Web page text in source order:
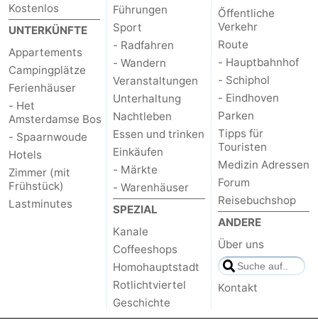
Kostenlos
UNTERKÜNFTE
Appartements
Campingplätze
Ferienhäuser
- Het
Amsterdamse Bos
- Spaarnwoude
Hotels
Zimmer (mit
Frühstück)
Lastminutes
Führungen
Sport
- Radfahren
- Wandern
Veranstaltungen
Unterhaltung
Nachtleben
Essen und trinken
Einkäufen
- Märkte
- Warenhäuser
SPEZIAL
Kanale
Coffeeshops
Homohauptstadt
Rotlichtviertel
Geschichte
Őffentliche
Verkehr
Route
- Hauptbahnhof
- Schiphol
- Eindhoven
Parken
Tipps für
Touristen
Medizin Adressen
Forum
Reisebuchshop
ANDERE
Über uns
Kontakt